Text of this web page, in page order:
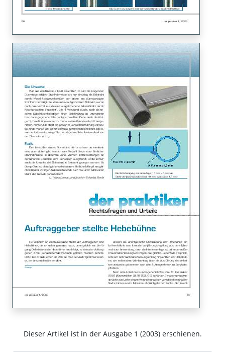
Dieser Artikel ist in der Ausgabe 1 (2003) erschienen.